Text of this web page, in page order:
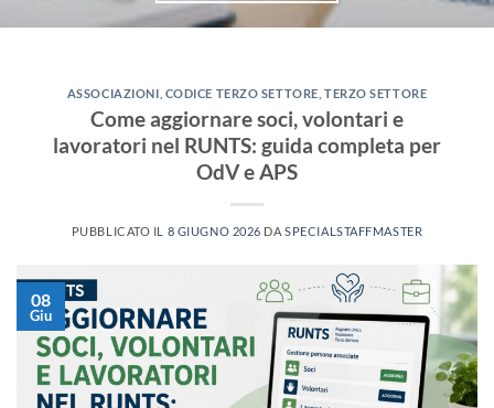
ASSOCIAZIONI CODICE TERZO SETTORE TERZO SETTORE
Come aggiornare soci, volontari e
lavoratori nel RUNTS: guida completa per
OdV e APS
PUBBLICATO IL 8 GIUGNO 2026 DASPECIALSTAFFMASTER
08
Giu